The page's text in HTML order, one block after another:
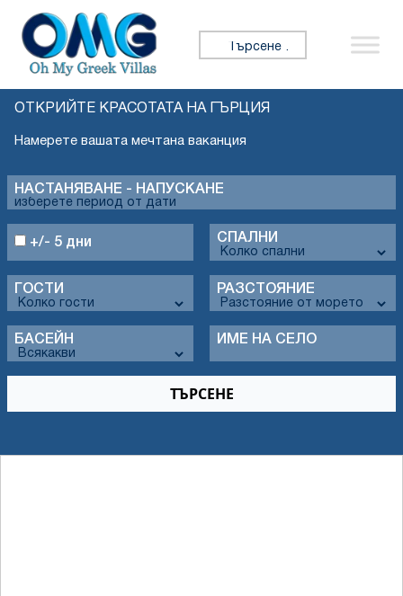
Търсене за:
ОТКРИЙТЕ КРАСОТАТА НА ГЪРЦИЯ
Намерете вашата мечтана ваканция
НАСТАНЯВАНЕ - НАПУСКАНЕ
СПАЛНИ
ГОСТИ РАЗСТОЯНИЕ
+/- 5 дни
БАСЕЙН ИМЕ НА СЕЛО